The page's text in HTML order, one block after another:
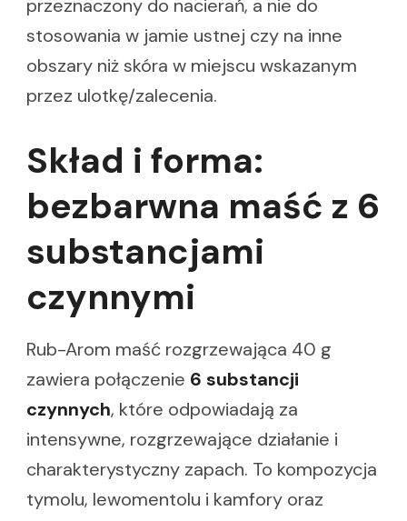
przeznaczony do nacierań, a nie do
stosowania w jamie ustnej czy na inne
obszary niż skóra w miejscu wskazanym
przez ulotkę/zalecenia.
Skład i forma:
bezbarwna maść z 6
substancjami
czynnymi
Rub-Arom maść rozgrzewająca 40 g
zawiera połączenie 6 substancji
czynnych, które odpowiadają za
intensywne, rozgrzewające działanie i
charakterystyczny zapach. To kompozycja
tymolu, lewomentolu i kamfory oraz